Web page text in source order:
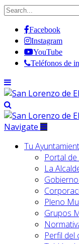
Facebook
Instagram
YouTube
Teléfonos de
Navigate
Tu
Portal
La
Pleno
Grupos
Perfil del